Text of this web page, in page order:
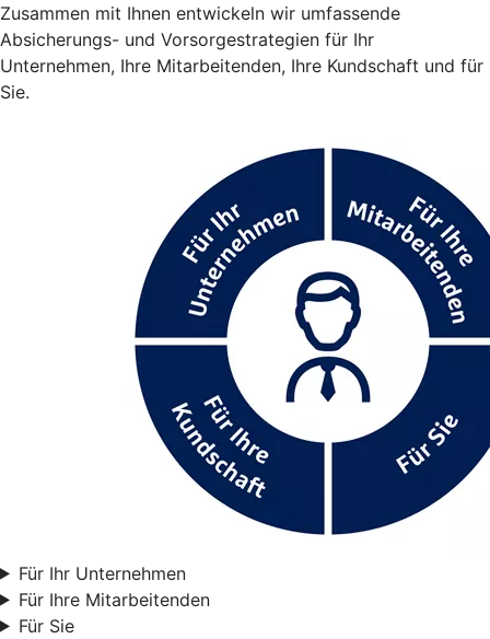
Zusammen mit Ihnen entwickeln wir umfassende
Absicherungs- und Vorsorgestrategien für Ihr
Unternehmen, Ihre Mitarbeitenden, Ihre Kundschaft und für
Sie.
Für Ihr Unternehmen
Für Ihre Mitarbeitenden
Für Sie